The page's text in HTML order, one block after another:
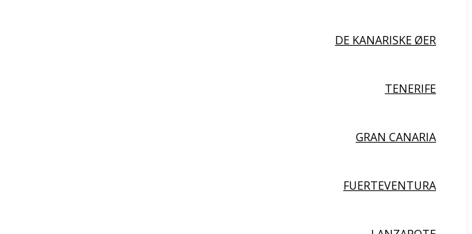
DE KANARISKE ØER
TENERIFE
GRAN CANARIA
FUERTEVENTURA